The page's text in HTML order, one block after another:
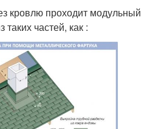
кровлю проходит модульный
частей, как :